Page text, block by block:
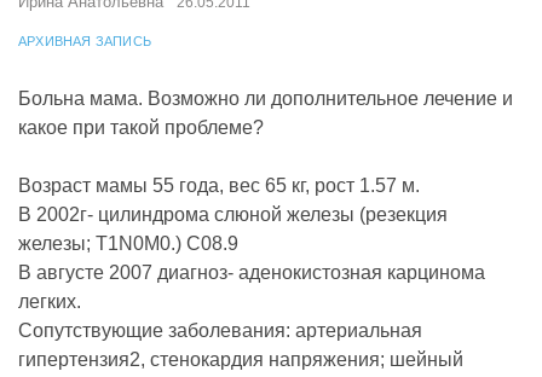
АРХИВНАЯ ЗАПИСЬ
Больна мама. Возможно ли дополнительное лечение и
какое при такой проблеме?
Возраст мамы 55 года, вес 65 кг, рост 1.57 м.
В 2002г- цилиндрома слюной железы (резекция
железы; Т1N0M0.) С08.9
В августе 2007 диагноз- аденокистозная карцинома
легких.
Сопутствующие заболевания: артериальная
гипертензия2, стенокардия напряжения; шейный